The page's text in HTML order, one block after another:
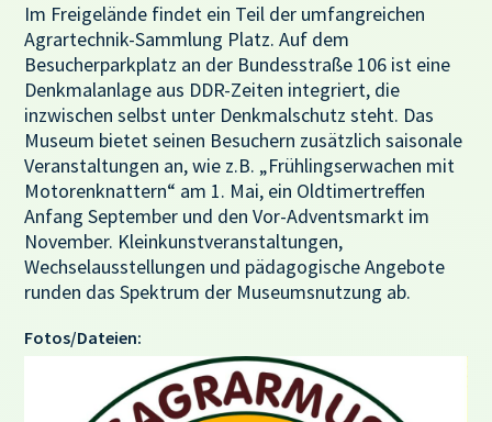
Im Freigelände findet ein Teil der umfangreichen
Agrartechnik-Sammlung Platz. Auf dem
Besucherparkplatz an der Bundesstraße 106 ist eine
Denkmalanlage aus DDR-Zeiten integriert, die
inzwischen selbst unter Denkmalschutz steht. Das
Museum bietet seinen Besuchern zusätzlich saisonale
Veranstaltungen an, wie z.B. „Frühlingserwachen mit
Motorenknattern“ am 1. Mai, ein Oldtimertreffen
Anfang September und den Vor-Adventsmarkt im
November. Kleinkunstveranstaltungen,
Wechselausstellungen und pädagogische Angebote
runden das Spektrum der Museumsnutzung ab.
Fotos/Dateien: